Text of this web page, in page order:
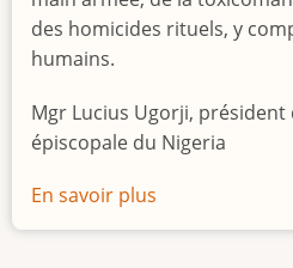
des homicides rituels, y
humains.
Mgr Lucius Ugorji, président
épiscopale du Nigeria
En savoir plus
Le